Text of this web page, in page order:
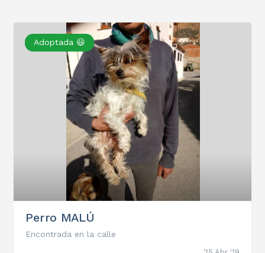
Adoptada 😃
Perro MALÚ
Encontrada en la calle